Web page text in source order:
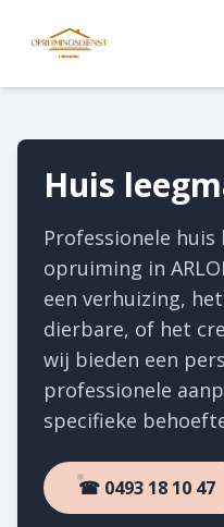
Huis
Professionele
opruiming in
een verhuizing,
dierbare, of het
wij bieden een
professionele
specifieke
☎ 0493 18 10 47